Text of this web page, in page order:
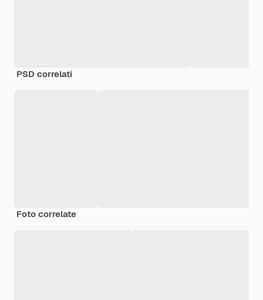
PSD correlati
Foto correlate